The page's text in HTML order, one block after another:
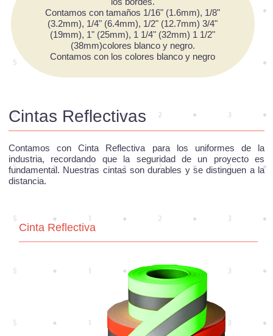
Contamos con tamaños 1/16" (1.6mm), 1/8"
(3.2mm), 1/4" (6.4mm), 1/2" (12.7mm) 3/4"
(19mm), 1" (25mm), 1 1/4" (32mm) 1 1/2"
(38mm)colores blanco y negro.
Contamos con los colores blanco y negro
Cintas Reflectivas
Contamos con Cinta Reflectiva para los uniformes de la
industria, recordando que la seguridad de un proyecto es
fundamental. Nuestras cintas son durables y se distinguen a la
distancia.
Cinta Reflectiva